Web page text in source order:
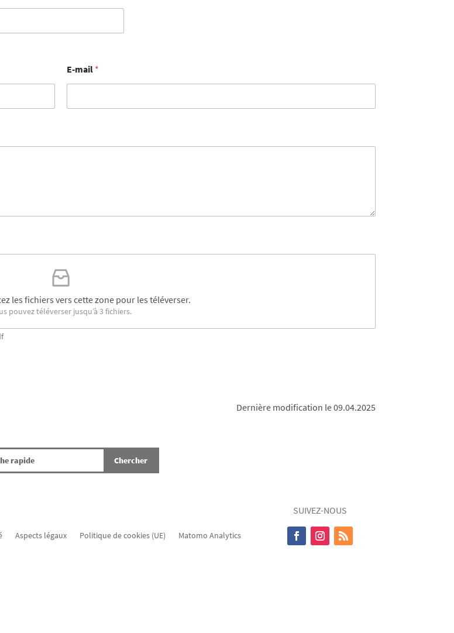
E-mail *
les fichiers vers cette zone pour les téléverser.
pouvez téléverser jusqu’à 3 fichiers.
Dernière modification le 09.04.2025
Aspects légaux Politique de cookies (UE) Matomo Analytics
SUIVEZ-NOUS